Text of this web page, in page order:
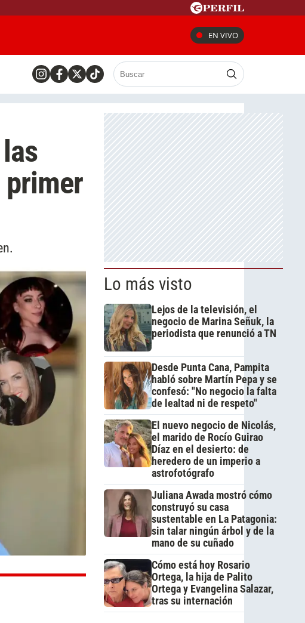
EN VIVO
primer
Lo más visto
Lejos de la televisión, el
negocio de Marina Señuk, la
periodista que renunció a TN
Desde Punta Cana, Pampita
habló sobre Martín Pepa y se
confesó: "No negocio la falta
de lealtad ni de respeto"
El nuevo negocio de Nicolás,
el marido de Rocío Guirao
Díaz en el desierto: de
heredero de un imperio a
astrofotógrafo
Juliana Awada mostró cómo
construyó su casa
sustentable en La Patagonia:
sin talar ningún árbol y de la
mano de su cuñado
Cómo está hoy Rosario
Ortega, la hija de Palito
Ortega y Evangelina Salazar,
tras su internación